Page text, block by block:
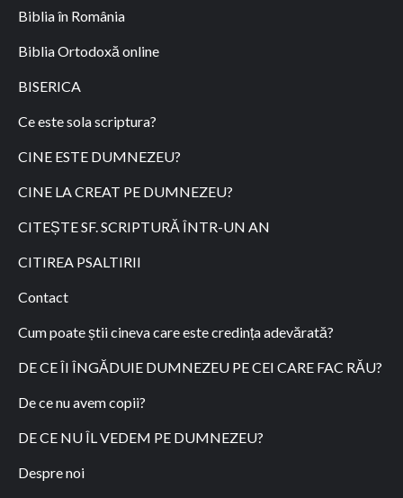
Biblia în România
Biblia Ortodoxă online
BISERICA
Ce este sola scriptura?
CINE ESTE DUMNEZEU?
CINE LA CREAT PE DUMNEZEU?
CITEȘTE SF. SCRIPTURĂ ÎNTR-UN AN
CITIREA PSALTIRII
Contact
Cum poate știi cineva care este credința adevărată?
DE CE ÎI ÎNGĂDUIE DUMNEZEU PE CEI CARE FAC RĂU?
De ce nu avem copii?
DE CE NU ÎL VEDEM PE DUMNEZEU?
Despre noi